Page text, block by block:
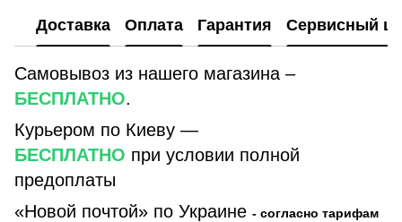
Доставка Оплата Гарантия Сервисный
Самовывоз из нашего магазина –
БЕСПЛАТНО.
Курьером по Киеву —
БЕСПЛАТНО при условии полной
предоплаты
«Новой почтой» по Украине - согласно тарифам